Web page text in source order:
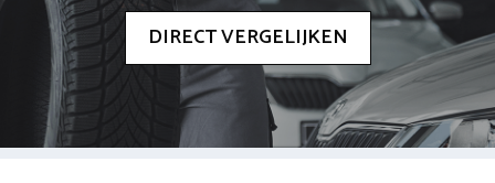
DIRECT VERGELIJKEN